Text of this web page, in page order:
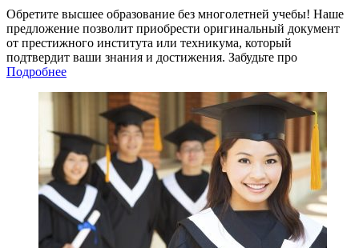
Обретите высшее образование без многолетней учебы! Наше
предложение позволит приобрести оригинальный документ
от престижного института или техникума, который
подтвердит ваши знания и достижения. Забудьте про
Подробнее